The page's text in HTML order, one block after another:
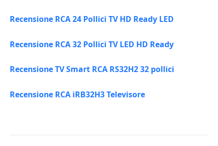
Recensione RCA 24 Pollici TV HD Ready LED
Recensione RCA 32 Pollici TV LED HD Ready
Recensione TV Smart RCA RS32H2 32 pollici
Recensione RCA iRB32H3 Televisore